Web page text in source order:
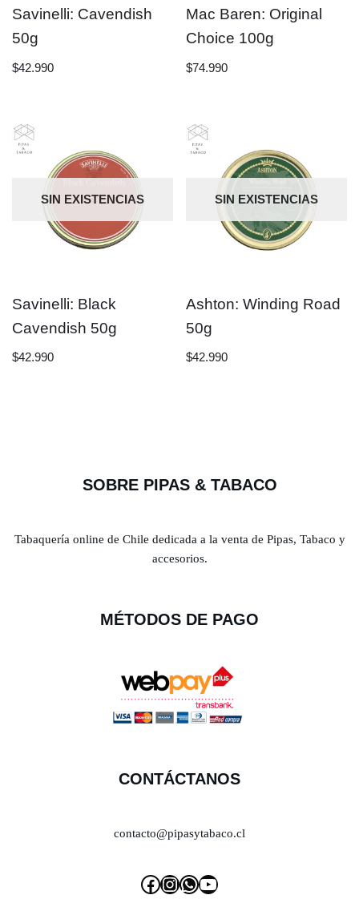
Savinelli: Cavendish
50g
$42.990
Mac Baren: Original
Choice 100g
$74.990
SIN EXISTENCIAS
Savinelli: Black
Cavendish 50g
$42.990
SIN EXISTENCIAS
Ashton: Winding Road
50g
$42.990
SOBRE PIPAS & TABACO
Tabaquería online de Chile dedicada a la venta de Pipas, Tabaco y
accesorios.
MÉTODOS DE PAGO
CONTÁCTANOS
contacto@pipasytabaco.cl